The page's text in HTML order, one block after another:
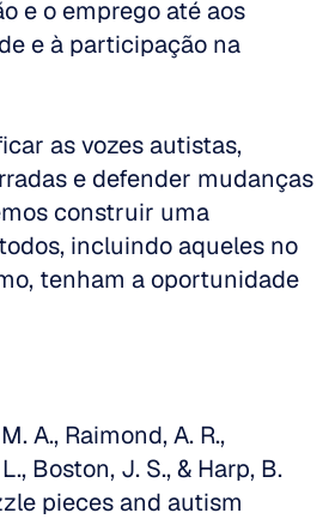
e o emprego até aos
e à participação na
as vozes autistas,
e defender mudanças
construir uma
incluindo aqueles no
tenham a oportunidade
A., Raimond, A. R.,
Boston, J. S., & Harp, B.
pieces and autism